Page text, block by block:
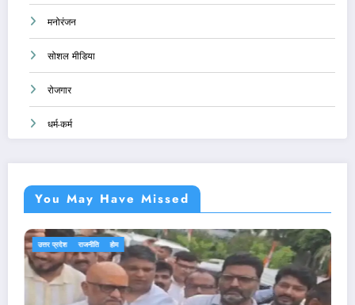
मनोरंजन
सोशल मीडिया
रोजगार
धर्म-कर्म
You May Have Missed
एजुकेशन देश-दुनिया राजनीति होम